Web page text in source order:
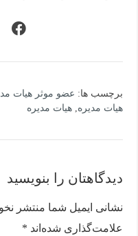
برچسب ها: عضو موثر هیات
هیات مدیره, هیات مدیره
دیدگاهتان را بنویسید
نشانی ایمیل شما منتشر
علامت‌گذاری شده‌اند *